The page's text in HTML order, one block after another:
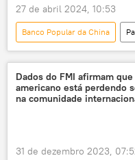
27 de abril 2024, 10:53
Banco Popular da China
Economia
Javier
Diana Mondino
Pequim
Buenos
Dados do FMI afirmam
americano está perdendo
na comunidade
31 de dezembro 2023,